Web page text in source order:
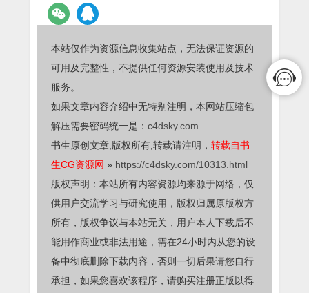
本站仅作为资源信息收集站点，无法保证资源的
可用及完整性，不提供任何资源安装使用及技术
服务。
如果文章内容介绍中无特别注明，本网站压缩包
解压需要密码统一是： c4dsky.com
书生原创文章,版权所有,转载请注明， 转载自书
生CG资源网 » https://c4dsky.com/10313.html
版权声明：本站所有内容资源均来源于网络，仅
供用户交流学习与研究使用，版权归属原版权方
所有，版权争议与本站无关，用户本人下载后不
能用作商业或非法用途，需在24小时内从您的设
备中彻底删除下载内容，否则一切后果请您自行
承担，如果您喜欢该程序，请购买注册正版以得